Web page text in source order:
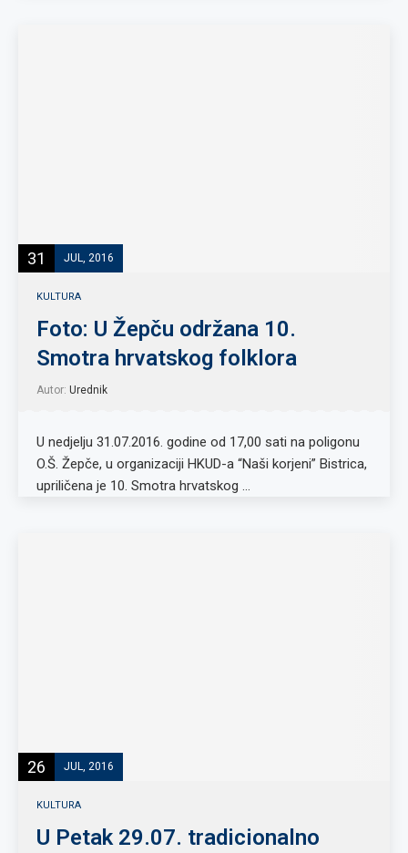
31 JUL, 2016
KULTURA
Foto: U Žepču održana 10.
Smotra hrvatskog folklora
Autor: Urednik
U nedjelju 31.07.2016. godine od 17,00 sati na poligonu
O.Š. Žepče, u organizaciji HKUD-a “Naši korjeni” Bistrica,
upriličena je 10. Smotra hrvatskog …
26 JUL, 2016
KULTURA
U Petak 29.07. tradicionalno